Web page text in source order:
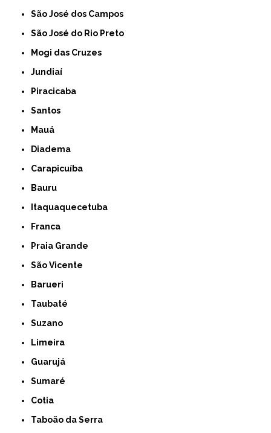
São José dos Campos
São José do Rio Preto
Mogi das Cruzes
Jundiaí
Piracicaba
Santos
Mauá
Diadema
Carapicuíba
Bauru
Itaquaquecetuba
Franca
Praia Grande
São Vicente
Barueri
Taubaté
Suzano
Limeira
Guarujá
Sumaré
Cotia
Taboão da Serra